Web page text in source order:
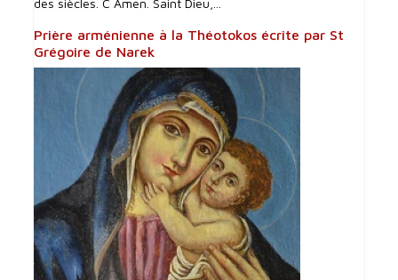
des siècles. C Amen. Saint Dieu,...
Prière arménienne à la Théotokos écrite par St
Grégoire de Narek